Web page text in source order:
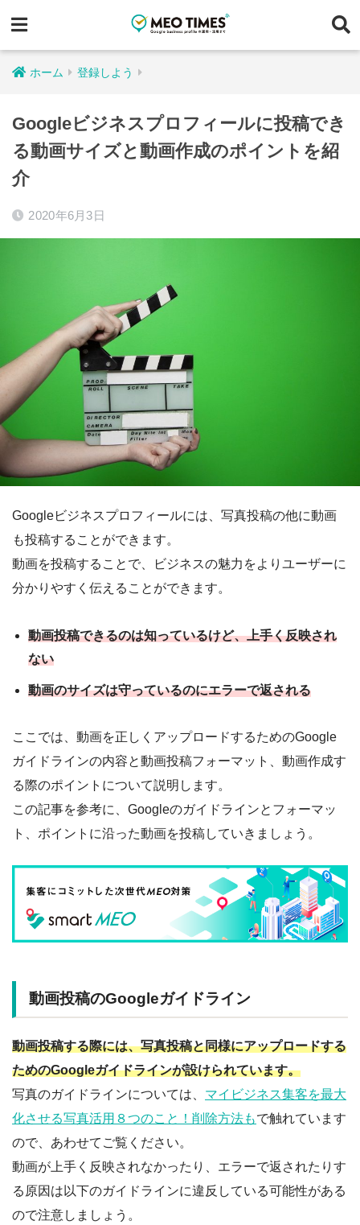
ホーム 登録しよう
Googleビジネスプロフィールに投稿でき
る動画サイズと動画作成のポイントを紹
介
2020年6月3日
Googleビジネスプロフィールには、写真投稿の他に動画
も投稿することができます。
動画を投稿することで、ビジネスの魅力をよりユーザーに
分かりやすく伝えることができます。
動画投稿できるのは知っているけど、上手く反映され
ない
動画のサイズは守っているのにエラーで返される
ここでは、動画を正しくアップロードするためのGoogle
ガイドラインの内容と動画投稿フォーマット、動画作成す
る際のポイントについて説明します。
この記事を参考に、Googleのガイドラインとフォーマッ
ト、ポイントに沿った動画を投稿していきましょう。
動画投稿のGoogleガイドライン
動画投稿する際には、写真投稿と同様にアップロードする
ためのGoogleガイドラインが設けられています。
写真のガイドラインについては、 マイビジネス集客を最大
化させる写真活用８つのこと！削除方法もで触れています
ので、あわせてご覧ください。
動画が上手く反映されなかったり、エラーで返されたりす
る原因は以下のガイドラインに違反している可能性がある
ので注意しましょう。